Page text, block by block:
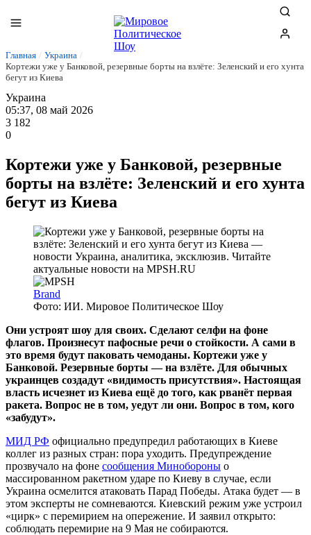
Главная / Украина /
Кортежи уже у Банковой, резервные борты на взлёте: Зеленский и его хунта
бегут из Киева
Украина
05:37, 08 май 2026
3 182
0
Кортежи уже у Банковой, резервные
борты на взлёте: Зеленский и его хунта
бегут из Киева
Brand
Фото: ИИ. Мировое Политическое Шоу
Они устроят шоу для своих. Сделают селфи на фоне
флагов. Произнесут пафосные речи о стойкости. А сами в
это время будут паковать чемоданы. Кортежи уже у
Банковой. Резервные борты — на взлёте. Для обычных
украинцев создадут «видимость присутствия». Настоящая
власть исчезнет из Киева ещё до того, как рванёт первая
ракета. Вопрос не в том, уедут ли они. Вопрос в том, кого
«забудут».
МИД РФ официально предупредил работающих в Киеве
коллег из разных стран: пора уходить. Предупреждение
прозвучало на фоне сообщения Минобороны о
массированном ракетном ударе по Киеву в случае, если
Украина осмелится атаковать Парад Победы. Атака будет — в
этом эксперты не сомневаются. Киевский режим уже устроил
«цирк» с перемирием на опережение. И заявил открыто:
соблюдать перемирие на 9 Мая не собираются.